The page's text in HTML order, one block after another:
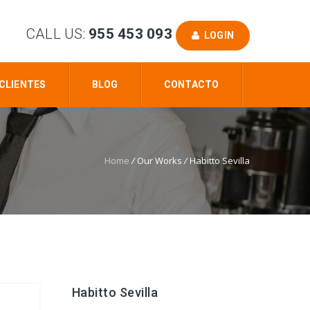
CALL US: 955 453 093 LOGIN
BLOG CONTACTO
Home /Our Works/Habitto Sevilla
Habitto Sevilla